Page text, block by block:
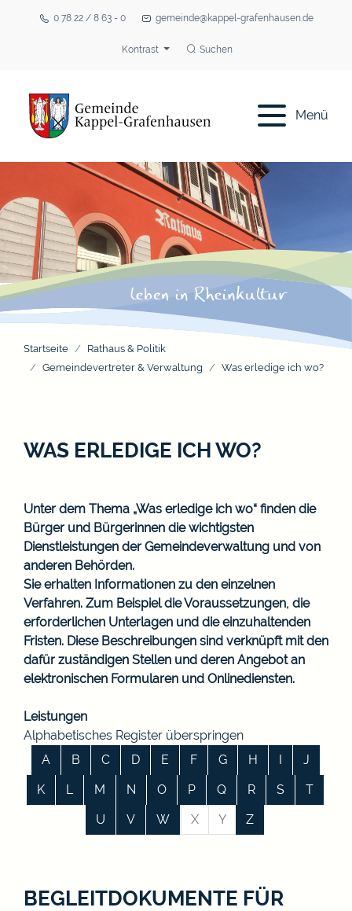
0 78 22 / 8 63 - 0 gemeinde@kappel-grafenhausen.de
Kontrast Suchen
Menü
Startseite
Rathaus & Politik
Gemeindevertreter & Verwaltung
Was erledige ich wo?
WAS ERLEDIGE ICH WO?
Unter dem Thema „Was erledige ich wo“ finden die
Bürger und Bürgerinnen die wichtigsten
Dienstleistungen der Gemeindeverwaltung und von
anderen Behörden.
Sie erhalten Informationen zu den einzelnen
Verfahren. Zum Beispiel die Voraussetzungen, die
erforderlichen Unterlagen und die einzuhaltenden
Fristen. Diese Beschreibungen sind verknüpft mit den
dafür zuständigen Stellen und deren Angebot an
elektronischen Formularen und Onlinediensten.
Leistungen
Alphabetisches Register überspringen
A
B C D E F G H I
J
K
L M N O P Q R S
T
U
V W X Y Z
BEGLEITDOKUMENTE FÜR